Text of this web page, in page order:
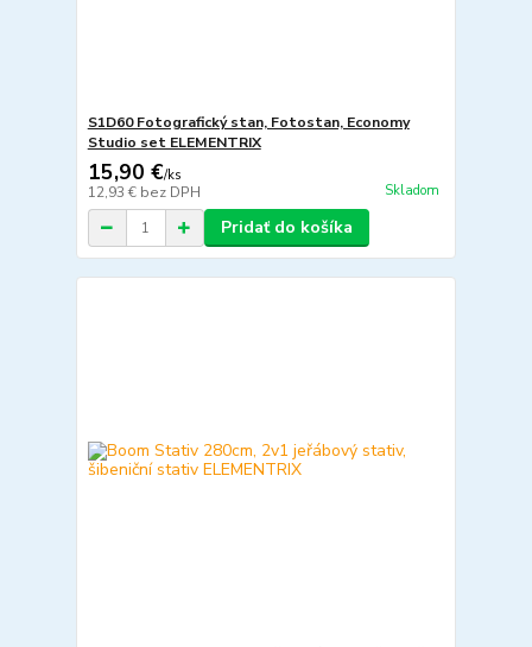
S1D60 Fotografický stan, Fotostan, Economy
Studio set ELEMENTRIX
15,90 €/ks
12,93 € bez DPH Skladom
Pridať do košíka